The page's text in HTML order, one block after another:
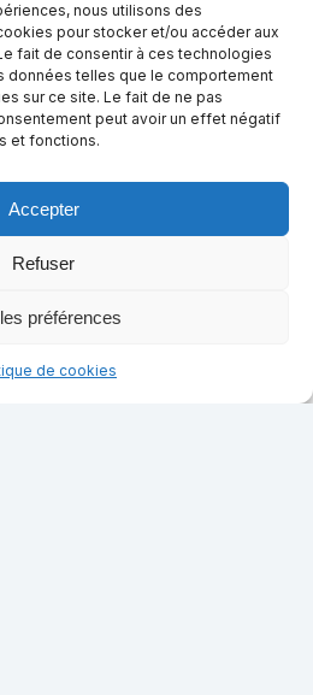
nous utilisons des
pour stocker et/ou accéder aux
fait de consentir à ces technologies
données telles que le comportement
sur ce site. Le fait de ne pas
peut avoir un effet négatif
et fonctions.
Accepter
Refuser
préférences
de cookies